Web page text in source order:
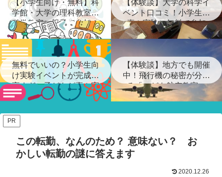
【小学生向け・無料】科
学館・大学の理科教室・
科学教室に親子で参加！
【体験談】大学の科学イ
ベント口コミ！小学生が
喜ぶ実験に無料で参加
無料でいいの？小学生向
け実験イベントが完成度
高すぎ…子どもが喜ぶ実
験ショー
【体験談】地方でも開催
中！飛行機の秘密が分か
る「こども航空教室」
PR
この転勤、なんのため？ 意味ない？ お
かしい転勤の謎に答えます
2020.12.26